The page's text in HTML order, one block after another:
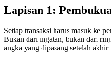
Lapisan 1:
Setiap transaksi harus masuk ke
Bukan dari ingatan, bukan dari
angka yang dipasang setelah akhir